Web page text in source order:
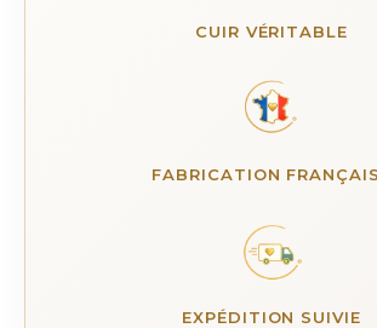
CUIR VÉRITABLE
FABRICATION
EXPÉDITION SUIVIE